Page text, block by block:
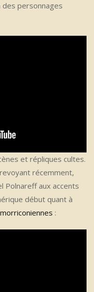
des personnages
et répliques cultes.
récemment,
Polnareff aux accents
début quant à
morriconiennes :